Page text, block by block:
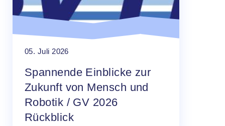
05. Juli 2026
Spannende Einblicke zur
Zukunft von Mensch und
Robotik / GV 2026
Rückblick